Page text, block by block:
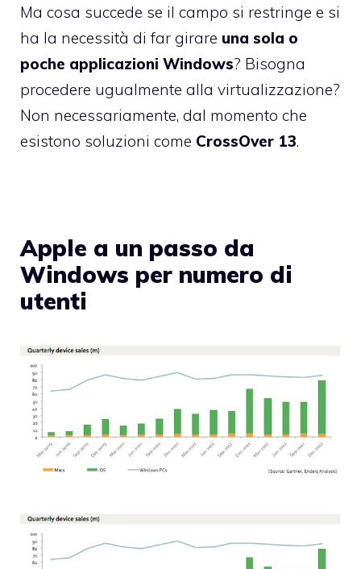
Ma cosa succede se il campo si restringe e si
ha la necessità di far girare una sola o
poche applicazioni Windows? Bisogna
procedere ugualmente alla virtualizzazione?
Non necessariamente, dal momento che
esistono soluzioni come CrossOver 13.
Apple a un passo da
Windows per numero di
utenti